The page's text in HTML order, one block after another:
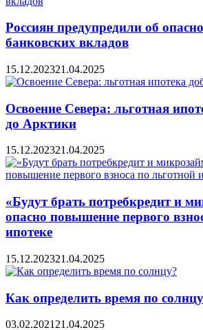
Россиян предупредили об
банковских вкладов
15.12.202321.04.2025
Освоение Севера: льготная
до Арктики
15.12.202321.04.2025
«Будут брать потребкредит и
опасно повышение первого
ипотеке
15.12.202321.04.2025
Как определить время по
03.02.2021 21.04.2025